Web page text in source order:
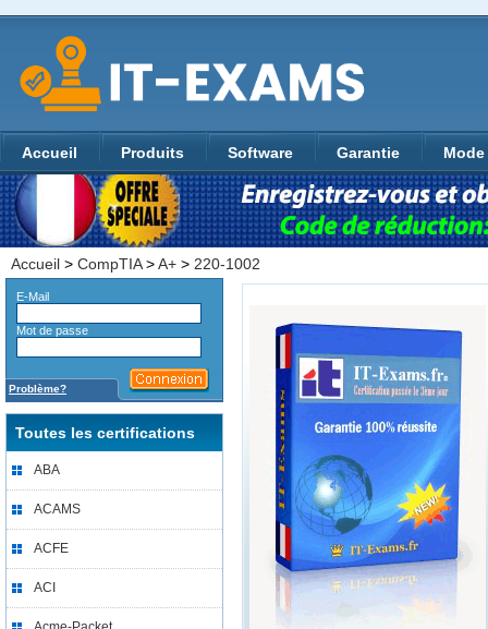
Accueil Produits Software Garantie
Accueil > CompTIA>A+ > 220-1002
E-Mail
Mot de passe
Problème?
Toutes les certifications
ABA
ACAMS
ACFE
ACI